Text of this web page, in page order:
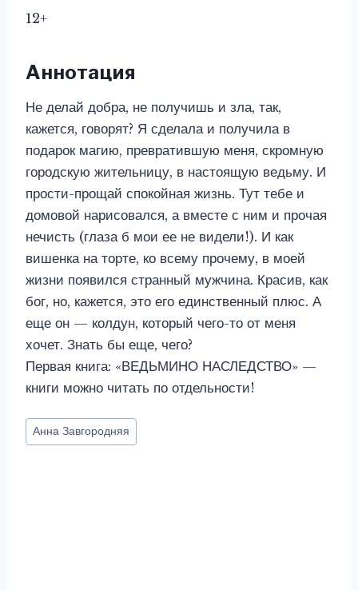
12+
Аннотация
Не делай добра, не получишь и зла, так,
кажется, говорят? Я сделала и получила в
подарок магию, превратившую меня, скромную
городскую жительницу, в настоящую ведьму. И
прости-прощай спокойная жизнь. Тут тебе и
домовой нарисовался, а вместе с ним и прочая
нечисть (глаза б мои ее не видели!). И как
вишенка на торте, ко всему прочему, в моей
жизни появился странный мужчина. Красив, как
бог, но, кажется, это его единственный плюс. А
еще он — колдун, который чего-то от меня
хочет. Знать бы еще, чего?
Первая книга: «ВЕДЬМИНО НАСЛЕДСТВО» —
книги можно читать по отдельности!
Метки
записи:
Анна Завгородняя